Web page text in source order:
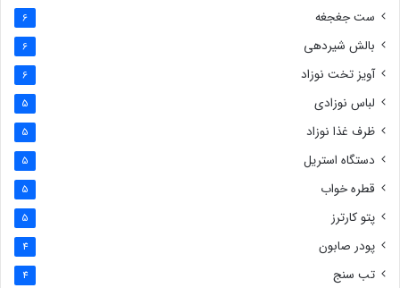
ست جغجغه 6
بالش شیردهی 6
آویز تخت نوزاد 6
لباس نوزادی 5
ظرف غذا نوزاد 5
دستگاه استریل 5
قطره خواب 5
پتو کارترز 5
پودر صابون 4
تب سنج 4